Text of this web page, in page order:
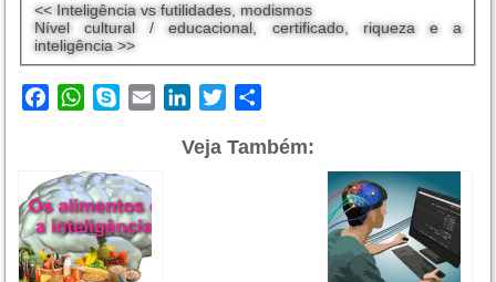
<< Inteligência vs futilidades, modismos
Nível cultural / educacional, certificado, riqueza e a
inteligência >>
FacebookWhatsApp
Skype Email LinkedInTwitter
Veja Também: